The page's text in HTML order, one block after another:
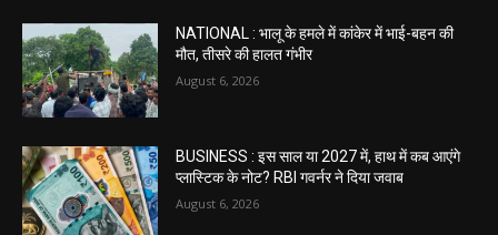
NATIONAL : भालू के हमले में कांकेर में भाई-बहन की
मौत, तीसरे की हालत गंभीर
August 6, 2026
BUSINESS : इस साल या 2027 में, हाथ में कब आएंगे
प्लास्टिक के नोट? RBI गवर्नर ने दिया जवाब
August 6, 2026